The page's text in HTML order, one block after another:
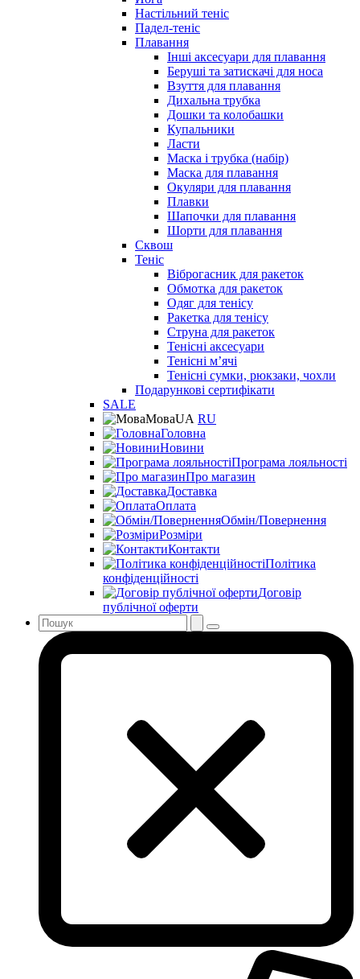
Настільний теніс
Падел-теніс
Плавання
Інші аксесуари для плавання
Беруші та затискачі для носа
Взуття для плавання
Дихальна трубка
Дошки та колобашки
Купальники
Ласти
Маска і трубка (набір)
Маска для плавання
Окуляри для плавання
Плавки
Шапочки для плавання
Шорти для плавання
Сквош
Теніс
Віброгасник для ракеток
Обмотка для ракеток
Одяг для тенісу
Ракетка для тенісу
Струна для ракеток
Тенісні аксесуари
Тенісні мʼячі
Тенісні сумки, рюкзаки, чохли
Подарункові сертифікати
SALE
МоваUA RU
Головна
Новини
Програма лояльності
Про магазин
Доставка
Оплата
Обмін/Повернення
Розміри
Контакти
Політика
конфіденційності
Договір
публічної оферти